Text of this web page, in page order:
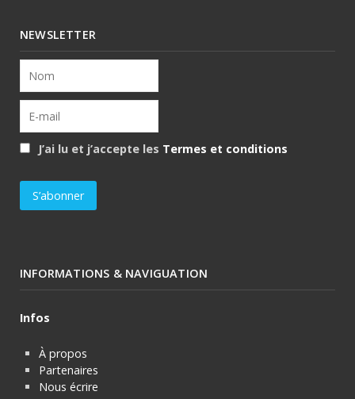
NEWSLETTER
J’ai lu et j’accepte les Termes et conditions
INFORMATIONS & NAVIGUATION
Infos
À propos
Partenaires
Nous écrire